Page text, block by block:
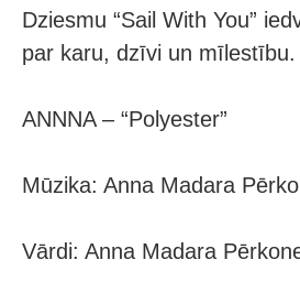
Dziesmu “Sail With You”
par karu, dzīvi un mīlestību.
ANNNA – “Polyester”
Mūzika: Anna Madara
Vārdi: Anna Madara